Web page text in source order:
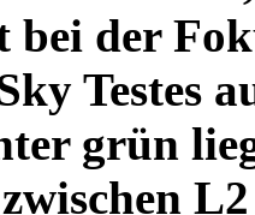
bei der
Testes
grün